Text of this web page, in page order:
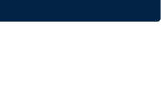
う。